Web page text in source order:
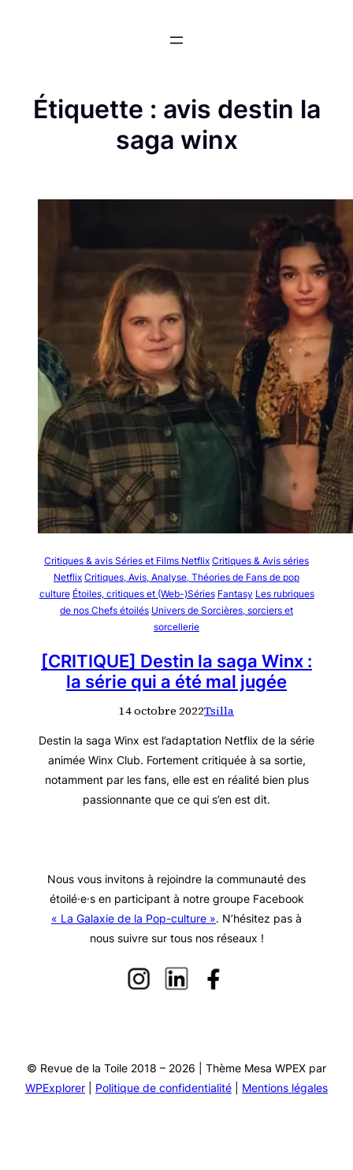
Étiquette : avis destin la
saga winx
Critiques & avis Séries et Films Netflix Critiques & Avis séries
Netflix Critiques, Avis, Analyse, Théories de Fans de pop
culture Étoiles, critiques et (Web-)Séries Fantasy Les rubriques
de nos Chefs étoilés Univers de Sorcières, sorciers et
sorcellerie
[CRITIQUE] Destin la saga Winx :
la série qui a été mal jugée
14 octobre 2022Tsilla
Destin la saga Winx est l’adaptation Netflix de la série
animée Winx Club. Fortement critiquée à sa sortie,
notamment par les fans, elle est en réalité bien plus
passionnante que ce qui s’en est dit.
Nous vous invitons à rejoindre la communauté des
étoilé·e·s en participant à notre groupe Facebook
« La Galaxie de la Pop-culture ». N’hésitez pas à
nous suivre sur tous nos réseaux !
© Revue de la Toile 2018 – 2026 | Thème Mesa WPEX par
WPExplorer
Politique de confidentialité Mentions légales